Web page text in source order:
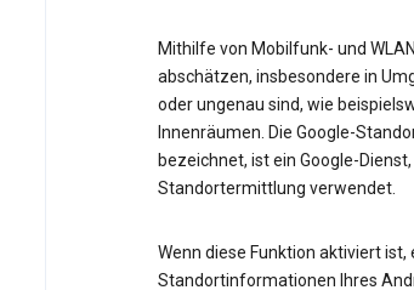
Mithilfe von Mobilfunk- und
abschätzen, insbesondere in
oder ungenau sind, wie
Innenräumen. Die Google-
bezeichnet, ist ein Google-
Standortermittlung verwendet.
Wenn diese Funktion aktiviert
Standortinformationen Ihres